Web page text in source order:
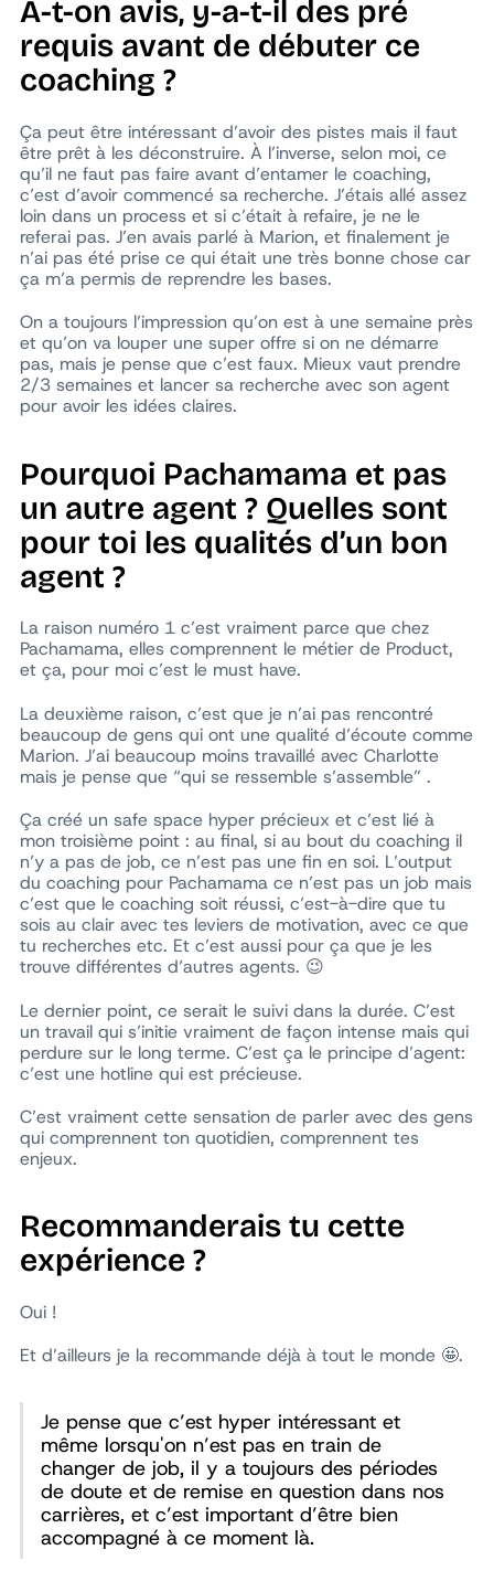
A-t-on avis, y-a-t-il des pré
requis avant de débuter ce
coaching ?
Ça peut être intéressant d’avoir des pistes mais il faut
être prêt à les déconstruire. À l’inverse, selon moi, ce
qu’il ne faut pas faire avant d’entamer le coaching,
c’est d’avoir commencé sa recherche. J’étais allé assez
loin dans un process et si c’était à refaire, je ne le
referai pas. J’en avais parlé à Marion, et finalement je
n’ai pas été prise ce qui était une très bonne chose car
ça m’a permis de reprendre les bases.
On a toujours l’impression qu’on est à une semaine près
et qu’on va louper une super offre si on ne démarre
pas, mais je pense que c’est faux. Mieux vaut prendre
2/3 semaines et lancer sa recherche avec son agent
pour avoir les idées claires.
Pourquoi Pachamama et pas
un autre agent ? Quelles sont
pour toi les qualités d’un bon
agent ?
La raison numéro 1 c’est vraiment parce que chez
Pachamama, elles comprennent le métier de Product,
et ça, pour moi c’est le must have.
La deuxième raison, c’est que je n’ai pas rencontré
beaucoup de gens qui ont une qualité d’écoute comme
Marion. J’ai beaucoup moins travaillé avec Charlotte
mais je pense que “qui se ressemble s’assemble” .
Ça créé un safe spacehyper précieux et c’est lié à
mon troisième point : au final, si au bout du coaching il
n’y a pas de job, ce n’est pas une fin en soi. L’output
du coaching pour Pachamama ce n’est pas un job mais
c’est que le coaching soit réussi, c’est-à-dire que tu
sois au clair avec tes leviers de motivation, avec ce que
tu recherches etc. Et c’est aussi pour ça que je les
trouve différentes d’autres agents. 😉
Le dernier point, ce serait le suivi dans la durée. C’est
un travail qui s’initie vraiment de façon intense mais qui
perdure sur le long terme. C’est ça le principe d’agent:
c’est une hotline qui est précieuse.
C’est vraiment cette sensation de parler avec des gens
qui comprennent ton quotidien, comprennent tes
enjeux.
Recommanderais tu cette
expérience ?
Oui !
Et d’ailleurs je la recommande déjà à tout le monde 🤩.
Je pense que c’est hyper intéressant et
même lorsqu'on n’est pas en train de
changer de job, il y a toujours des périodes
de doute et de remise en question dans nos
carrières, et c’est important d’être bien
accompagné à ce moment là.